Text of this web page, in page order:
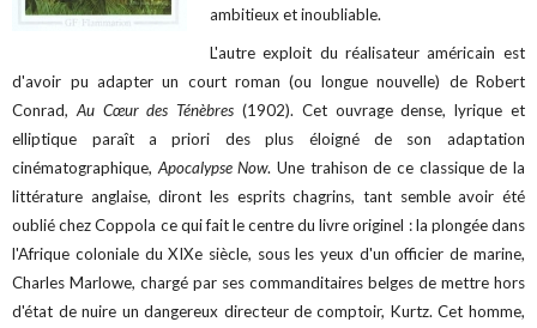
ambitieux et inoubliable.
L'autre exploit du réalisateur américain est
d'avoir pu adapter un court roman (ou longue nouvelle) de Robert
Conrad, Au Cœur des Ténèbres (1902). Cet ouvrage dense, lyrique et
elliptique paraît a priori des plus éloigné de son adaptation
cinématographique, Apocalypse Now. Une trahison de ce classique de la
littérature anglaise, diront les esprits chagrins, tant semble avoir été
oublié chez Coppola ce qui fait le centre du livre originel : la plongée dans
l'Afrique coloniale du XIXe siècle, sous les yeux d'un officier de marine,
Charles Marlowe, chargé par ses commanditaires belges de mettre hors
d'état de nuire un dangereux directeur de comptoir, Kurtz. Cet homme,